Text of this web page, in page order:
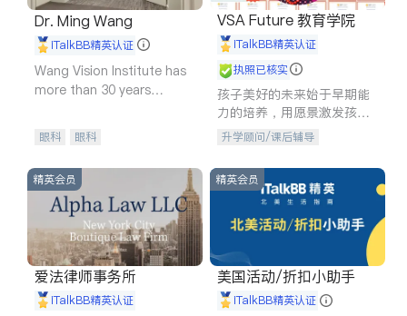
Dr. Ming Wang
iTalkBB精英认证
Wang Vision Institute has
more than 30 years
眼科 眼科
VSA Future 教育学院
iTalkBB精英认证
执照已核实
孩子美好的未来始于早期能
力的培养，用愿景激发孩子
的学习潜力和动力。理念：
拥有成长型心态是成功的基
石。
升学顾问/课后辅导
精英会员
爱法律师事务所
iTalkBB精英认证
精英会员
美国活动/折扣小助手
iTalkBB精英认证